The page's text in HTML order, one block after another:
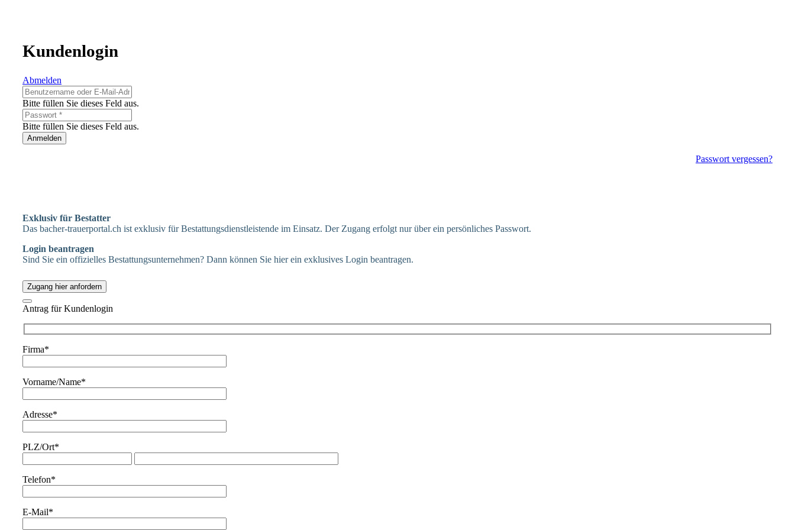
Kundenlogin
Abmelden
Bitte füllen Sie dieses Feld aus.
Bitte füllen Sie dieses Feld aus.
Anmelden
Passwort vergessen?
Exklusiv für Bestatter
Das bacher-trauerportal.ch ist exklusiv für Bestattungsdienstleistende im Einsatz. Der Zugang erfolgt nur über ein persönliches Passwort.
Login beantragen
Sind Sie ein offizielles Bestattungsunternehmen? Dann können Sie hier ein exklusives Login beantragen.
Zugang hier anfordern
Antrag für Kundenlogin
Firma*
Vorname/Name*
Adresse*
PLZ/Ort*
Telefon*
E-Mail*